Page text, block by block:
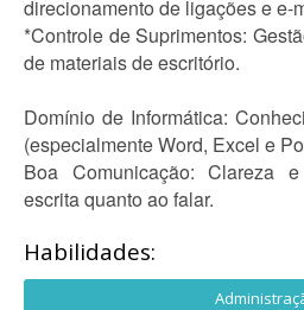
direcionamento de ligações e e-
*Controle de Suprimentos:
de materiais de escritório.
Domínio de Informática:
(especialmente Word, Excel e
Boa Comunicação: Clareza
escrita quanto ao falar.
Habilidades: